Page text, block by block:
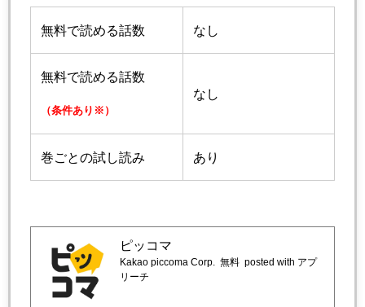
無料で読める話数 なし
無料で読める話数
（条件あり※）
なし
巻ごとの試し読み あり
ピッコマ
Kakao piccoma Corp. 無料 posted with アプ
リーチ